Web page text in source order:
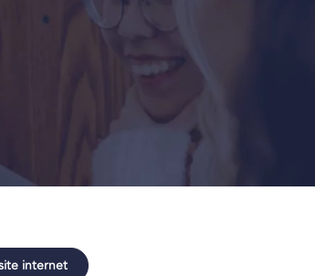
internet